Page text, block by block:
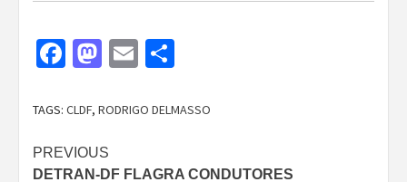
Facebook
Mastodon
Email
TAGS: CLDF, RODRIGO DELMASSO
Continue
PREVIOUS
DETRAN-DF FLAGRA CONDUTORES